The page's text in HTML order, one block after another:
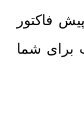
فاکتور
برای شما